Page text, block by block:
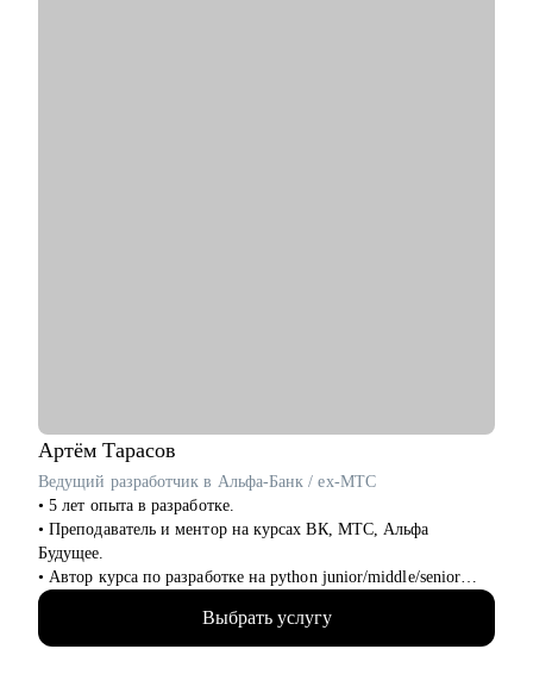
Артём Тарасов
Ведущий разработчик в Альфа-Банк / ex-МТС
• 5 лет опыта в разработке.
• Преподаватель и ментор на курсах ВК, МТС, Альфа
Будущее.
• Автор курса по разработке на python junior/middle/senior
уровня.
• Провёл около 70 консультаций, помог многим получить тот
самый оффер мечты.
Выбрать услугу